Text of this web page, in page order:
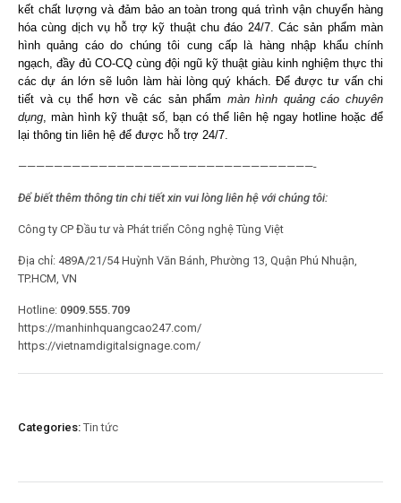
kết chất lượng và đảm bảo an toàn trong quá trình vận chuyển hàng
hóa cùng dịch vụ hỗ trợ kỹ thuật chu đáo 24/7. Các sản phẩm màn
hình quảng cáo do chúng tôi cung cấp là hàng nhập khẩu chính
ngạch, đầy đủ CO-CQ cùng đội ngũ kỹ thuật giàu kinh nghiệm thực thi
các dự án lớn sẽ luôn làm hài lòng quý khách. Để được tư vấn chi
tiết và cụ thể hơn về các sản phẩm màn hình quảng cáo chuyên
dụng , màn hình kỹ thuật số, bạn có thể liên hệ ngay hotline hoặc để
lại thông tin liên hệ để được hỗ trợ 24/7.
—————————————————————————————————-
Để biết thêm thông tin chi tiết xin vui lòng liên hệ với chúng tôi:
Công ty CP Đầu tư và Phát triển Công nghệ Tùng Việt
Địa chỉ: 489A/21/54 Huỳnh Văn Bánh, Phường 13, Quận Phú Nhuận,
TP.HCM, VN
Hotline: 0909.555.709
https://manhinhquangcao247.com/
https://vietnamdigitalsignage.com/
Categories: Tin tức